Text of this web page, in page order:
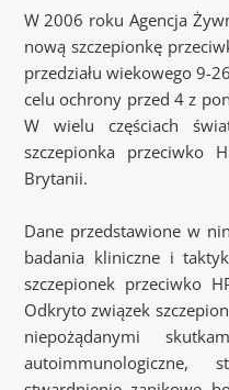
W 2006 roku Agencja
nową szczepionkę
przedziału wiekowego 9-
celu ochrony przed 4 z
W wielu częściach
szczepionka przeciwko
Brytanii.
Dane przedstawione w
badania kliniczne i
szczepionek przeciwko
Odkryto związek
niepożądanymi
autoimmunologiczne,